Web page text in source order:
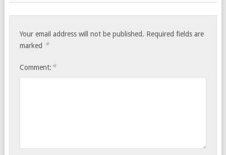
Your email address will not be published. Required fields are
marked *
Comment: *